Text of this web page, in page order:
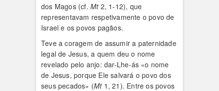
dos Magos (cf. Mt2, 1-12), que
representavam respetivamente o povo de
Israel e os povos pagãos.
Teve a coragem de assumir a paternidade
legal de Jesus, a quem deu o nome
revelado pelo anjo: dar-Lhe-ás «o nome
de Jesus, porque Ele salvará o povo dos
seus pecados» (Mt1, 21). Entre os povos